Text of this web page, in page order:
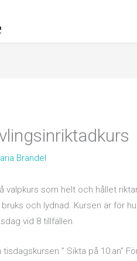
Brandel
valpkurs som helt och hållet
och lydnad. Kursen är för
vid 8 tillfällen.
” Sikta på 10:an”